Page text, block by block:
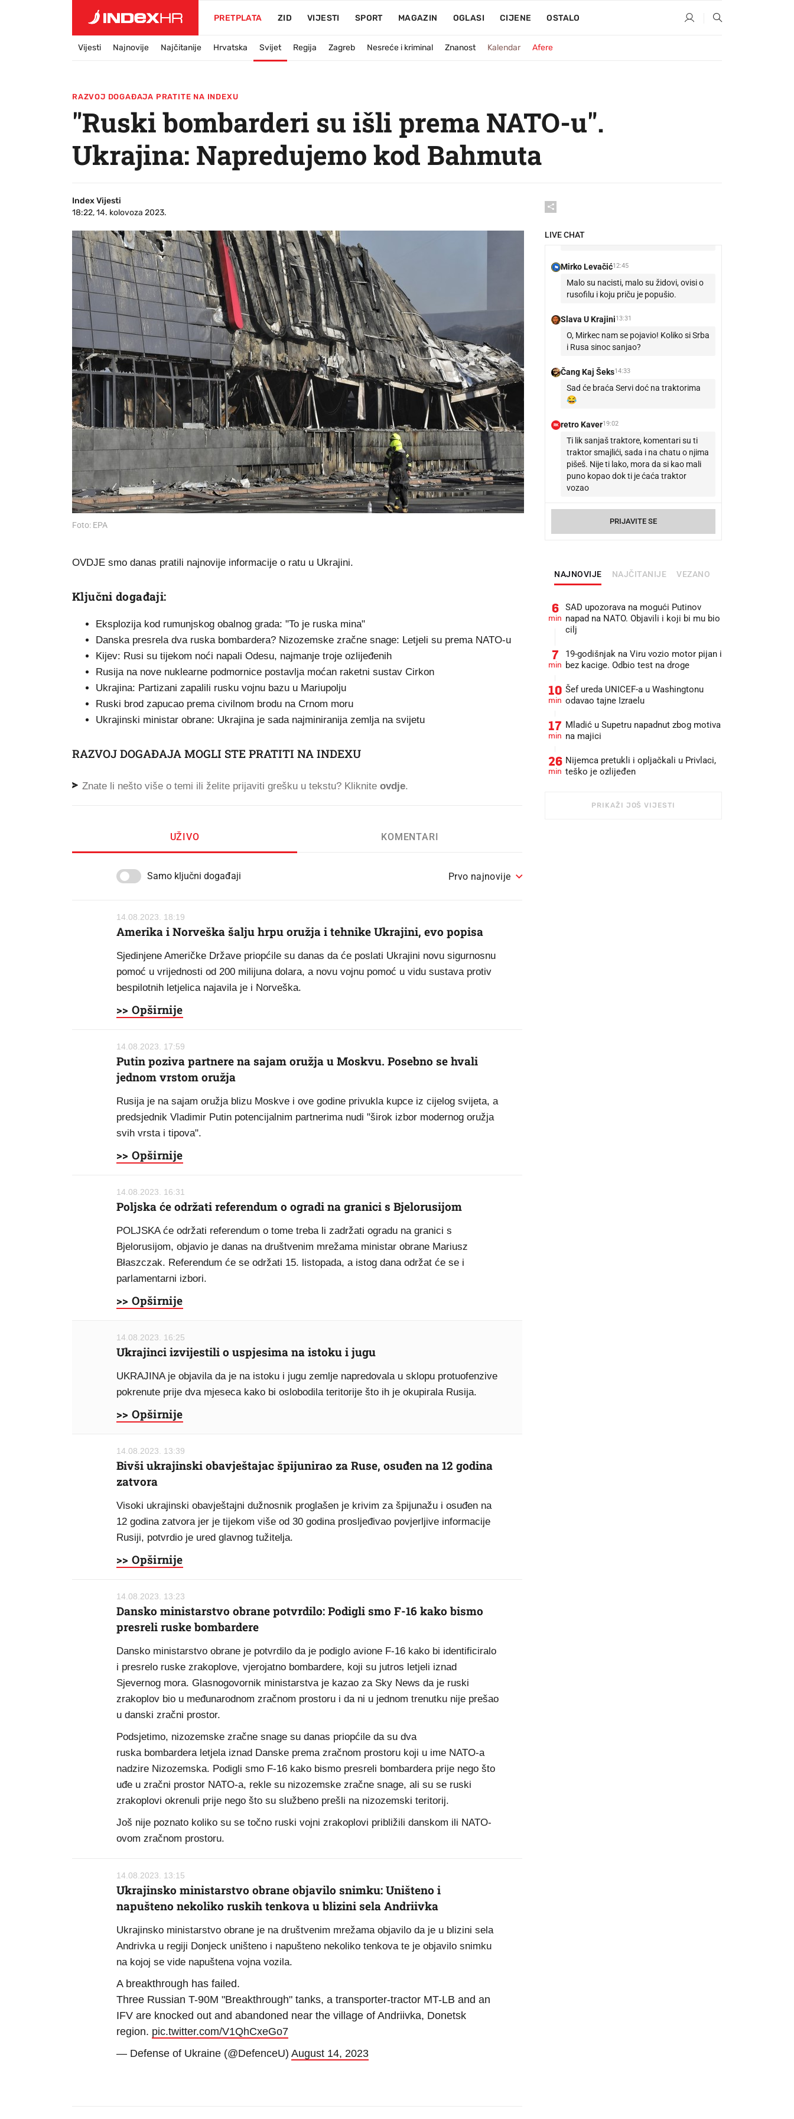
PRETPLATA ZID VIJESTI SPORT MAGAZIN OGLASI CIJENE OSTALO
Vijesti Najnovije Najčitanije Hrvatska Svijet Regija Zagreb Nesreće i kriminal Znanost Kalendar Afere
RAZVOJ DOGAĐAJA PRATITE NA INDEXU
"Ruski bombarderi su išli prema NATO-u".
Ukrajina: Napredujemo kod Bahmuta
Index Vijesti
18:22, 14. kolovoza 2023.
Foto: EPA
OVDJE smo danas pratili najnovije informacije o ratu u Ukrajini.
Ključni događaji:
Eksplozija kod rumunjskog obalnog grada: "To je ruska mina"
Danska presrela dva ruska bombardera? Nizozemske zračne snage: Letjeli su prema NATO-u
Kijev: Rusi su tijekom noći napali Odesu, najmanje troje ozlijeđenih
Rusija na nove nuklearne podmornice postavlja moćan raketni sustav Cirkon
Ukrajina: Partizani zapalili rusku vojnu bazu u Mariupolju
Ruski brod zapucao prema civilnom brodu na Crnom moru
Ukrajinski ministar obrane: Ukrajina je sada najminiranija zemlja na svijetu
RAZVOJ DOGAĐAJA MOGLI STE PRATITI NA INDEXU
Znate li nešto više o temi ili želite prijaviti grešku u tekstu? Kliknite ovdje.
UŽIVO KOMENTARI
Samo ključni događaji Prvo najnovije
14.08.2023. 18:19
Amerika i Norveška šalju hrpu oružja i tehnike Ukrajini, evo popisa
Sjedinjene Američke Države priopćile su danas da će poslati Ukrajini novu sigurnosnu
pomoć u vrijednosti od 200 milijuna dolara, a novu vojnu pomoć u vidu sustava protiv
bespilotnih letjelica najavila je i Norveška.
>> Opširnije
14.08.2023. 17:59
Putin poziva partnere na sajam oružja u Moskvu. Posebno se hvali
jednom vrstom oružja
Rusija je na sajam oružja blizu Moskve i ove godine privukla kupce iz cijelog svijeta, a
predsjednik Vladimir Putin potencijalnim partnerima nudi "širok izbor modernog oružja
svih vrsta i tipova".
>> Opširnije
14.08.2023. 16:31
Poljska će održati referendum o ogradi na granici s Bjelorusijom
POLJSKA će održati referendum o tome treba li zadržati ogradu na granici s
Bjelorusijom, objavio je danas na društvenim mrežama ministar obrane Mariusz
Błaszczak. Referendum će se održati 15. listopada, a istog dana održat će se i
parlamentarni izbori.
>> Opširnije
14.08.2023. 16:25
Ukrajinci izvijestili o uspjesima na istoku i jugu
UKRAJINA je objavila da je na istoku i jugu zemlje napredovala u sklopu protuofenzive
pokrenute prije dva mjeseca kako bi oslobodila teritorije što ih je okupirala Rusija.
>> Opširnije
14.08.2023. 13:39
Bivši ukrajinski obavještajac špijunirao za Ruse, osuđen na 12 godina
zatvora
Visoki ukrajinski obavještajni dužnosnik proglašen je krivim za špijunažu i osuđen na
12 godina zatvora jer je tijekom više od 30 godina prosljeđivao povjerljive informacije
Rusiji, potvrdio je ured glavnog tužitelja.
>> Opširnije
14.08.2023. 13:23
Dansko ministarstvo obrane potvrdilo: Podigli smo F-16 kako bismo
presreli ruske bombardere
Dansko ministarstvo obrane je potvrdilo da je podiglo avione F-16 kako bi identificiralo
i presrelo ruske zrakoplove, vjerojatno bombardere, koji su jutros letjeli iznad
Sjevernog mora. Glasnogovornik ministarstva je kazao za Sky News da je ruski
zrakoplov bio u međunarodnom zračnom prostoru i da ni u jednom trenutku nije prešao
u danski zračni prostor.
Podsjetimo, nizozemske zračne snage su danas priopćile da su dva
ruska bombardera letjela iznad Danske prema zračnom prostoru koji u ime NATO-a
nadzire Nizozemska. Podigli smo F-16 kako bismo presreli bombardera prije nego što
uđe u zračni prostor NATO-a, rekle su nizozemske zračne snage, ali su se ruski
zrakoplovi okrenuli prije nego što su službeno prešli na nizozemski teritorij.
Još nije poznato koliko su se točno ruski vojni zrakoplovi približili danskom ili NATO-
ovom zračnom prostoru.
14.08.2023. 13:15
Ukrajinsko ministarstvo obrane objavilo snimku: Uništeno i
napušteno nekoliko ruskih tenkova u blizini sela Andriivka
Ukrajinsko ministarstvo obrane je na društvenim mrežama objavilo da je u blizini sela
Andrivka u regiji Donjeck uništeno i napušteno nekoliko tenkova te je objavilo snimku
na kojoj se vide napuštena vojna vozila.
A breakthrough has failed.
Three Russian T-90M "Breakthrough" tanks, a transporter-tractor MT-LB and an
IFV are knocked out and abandoned near the village of Andriivka, Donetsk
region. pic.twitter.com/V1QhCxeGo7
— Defense of Ukraine (@DefenceU) August 14, 2023
LIVE CHAT
ne pada mi na pamet da se dopisujem
RB Ratko Bezinović
Sad kad si to napisao, bit ćeš glavna
Mirko Levačić12:45
Malo su nacisti, malo su židovi, ovisi o
rusofilu i koju priču je popušio.
Slava U Krajini13:31
O, Mirkec nam se pojavio! Koliko si Srba
i Rusa sinoc sanjao?
Čang Kaj Šeks14:33
Sad će braća Servi doć na traktorima
😂
RK retro Kaver19:02
Ti lik sanjaš traktore, komentari su ti
traktor smajlići, sada i na chatu o njima
pišeš. Nije ti lako, mora da si kao mali
puno kopao dok ti je ćaća traktor
vozao
NOVE PORUKE
PRIJAVITE SE
NAJNOVIJE NAJČITANIJE VEZANO
6
min
SAD upozorava na mogući Putinov
napad na NATO. Objavili i koji bi mu bio
cilj
7
min
19-godišnjak na Viru vozio motor pijan i
bez kacige. Odbio test na droge
10
min
Šef ureda UNICEF-a u Washingtonu
odavao tajne Izraelu
17
min
Mladić u Supetru napadnut zbog motiva
na majici
26
min
Nijemca pretukli i opljačkali u Privlaci,
teško je ozlijeđen
PRIKAŽI JOŠ VIJESTI